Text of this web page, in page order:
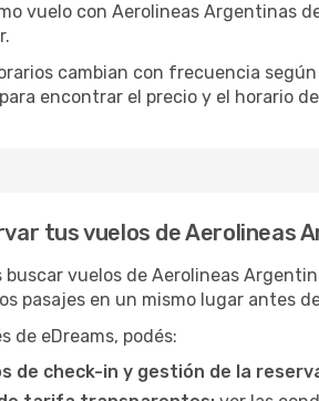
vuelo con Aerolineas Argentinas
cambian con frecuencia
encontrar el precio y el horario
tus vuelos de Aerolineas
buscar vuelos de Aerolineas
pasajes en un mismo lugar antes
de eDreams, podés:
de check-in y gestión de la